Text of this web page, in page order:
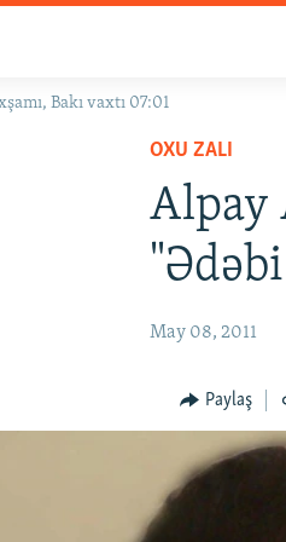
Bakı vaxtı 07:01
OXU ZALI
Alpay
May 08, 2011
Paylaş